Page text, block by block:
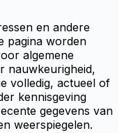
en andere
pagina worden
algemene
nauwkeurigheid,
volledig, actueel of
kennisgeving
gegevens van
weerspiegelen.